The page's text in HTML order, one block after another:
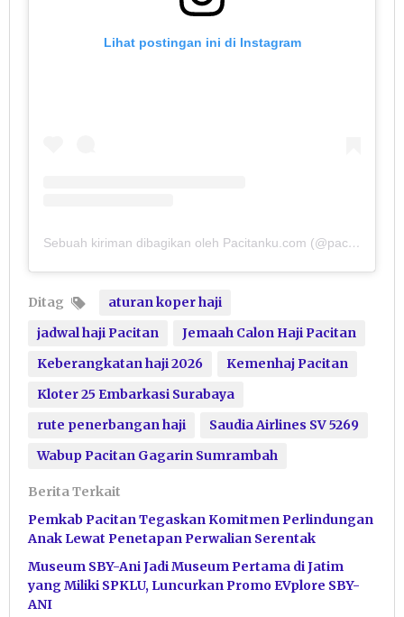
Lihat postingan ini di Instagram
Sebuah kiriman dibagikan oleh Pacitanku.com (@pacitanku)
Ditag
aturan koper haji
jadwal haji Pacitan
Jemaah Calon Haji Pacitan
Keberangkatan haji 2026
Kemenhaj Pacitan
Kloter 25 Embarkasi Surabaya
rute penerbangan haji
Saudia Airlines SV 5269
Wabup Pacitan Gagarin Sumrambah
Berita Terkait
Pemkab Pacitan Tegaskan Komitmen Perlindungan
Anak Lewat Penetapan Perwalian Serentak
Museum SBY-Ani Jadi Museum Pertama di Jatim
yang Miliki SPKLU, Luncurkan Promo EVplore SBY-
ANI